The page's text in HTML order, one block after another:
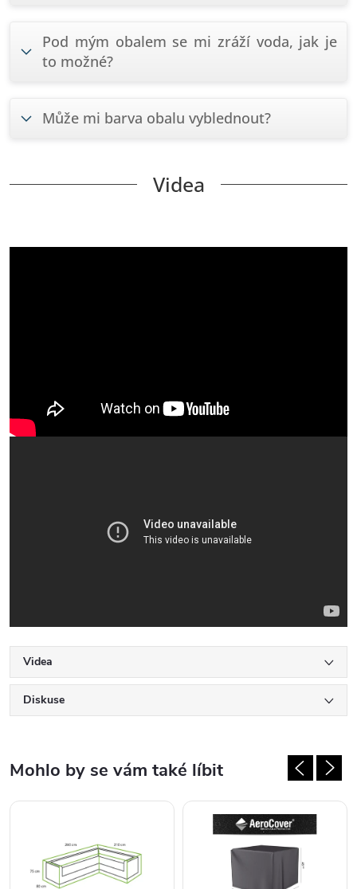
Pod mým obalem se mi zráží voda, jak je
to možné?
Může mi barva obalu vyblednout?
Videa
Videa
Diskuse